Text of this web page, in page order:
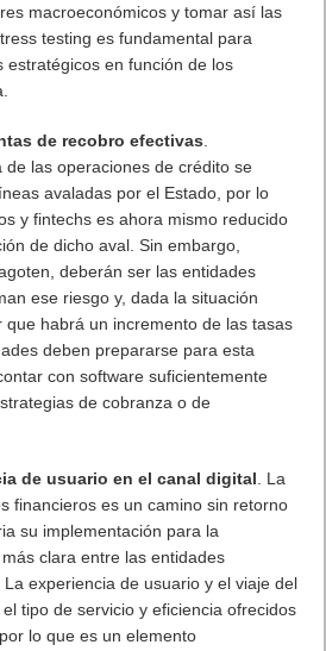
macroeconómicos y tomar así las
testing es fundamental para
estratégicos en función de los
de recobro efectivas
las operaciones de crédito se
avaladas por el Estado, por lo
y fintechs es ahora mismo reducido
de dicho aval. Sin embargo,
deberán ser las entidades
ese riesgo y, dada la situación
habrá un incremento de las tasas
deben prepararse para esta
con software suficientemente
de cobranza o de
de usuario en el canal digital . La
financieros es un camino sin retorno
su implementación para la
clara entre las entidades
experiencia de usuario y el viaje del
tipo de servicio y eficiencia ofrecidos
lo que es un elemento